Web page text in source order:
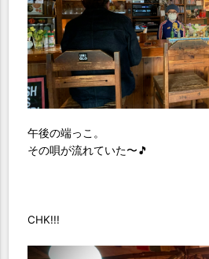
午後の端っこ。
その唄が流れていた〜🎵
CHK!!!